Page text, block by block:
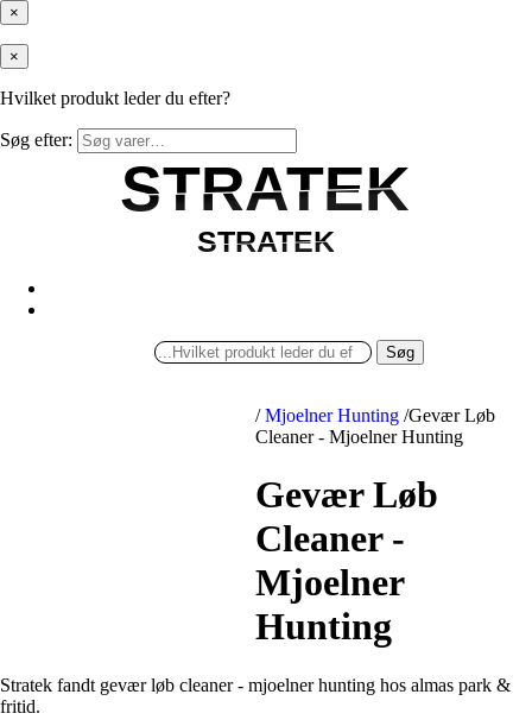
×
×
Hvilket produkt leder du efter?
Søg efter:
STRATEK
STRATEK
STRATEK
STRATEK
Søg
/ Mjoelner Hunting /Gevær Løb
Cleaner - Mjoelner Hunting
Gevær Løb
Cleaner -
Mjoelner
Hunting
Stratek fandt gevær løb cleaner - mjoelner hunting hos almas park &
fritid.